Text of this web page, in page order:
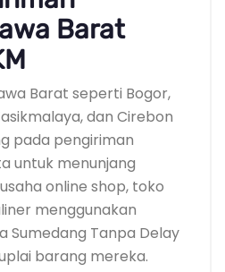
Barat
Barat seperti Bogor,
dan Cirebon
pada pengiriman
untuk menunjang
online shop, toko
menggunakan
Sumedang Tanpa Delay
barang mereka.